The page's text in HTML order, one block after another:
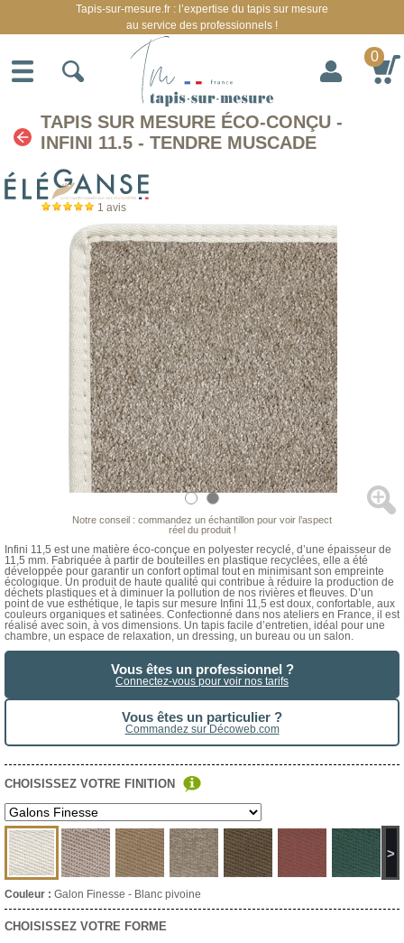
TAPIS SUR MESURE ÉCO-CONÇU -
INFINI 11.5 - TENDRE MUSCADE
1 avis
Notre conseil : commandez un échantillon pour voir l’aspect
réel du produit !
Infini 11,5 est une matière éco-conçue en polyester recyclé, d’une épaisseur de
11,5 mm. Fabriquée à partir de bouteilles en plastique recyclées, elle a été
développée pour garantir un confort optimal tout en minimisant son empreinte
écologique. Un produit de haute qualité qui contribue à réduire la production de
déchets plastiques et à diminuer la pollution de nos rivières et fleuves. D’un
point de vue esthétique, le tapis sur mesure Infini 11,5 est doux, confortable, aux
couleurs organiques et satinées. Confectionné dans nos ateliers en France, il est
réalisé avec soin, à vos dimensions. Un tapis facile d’entretien, idéal pour une
chambre, un espace de relaxation, un dressing, un bureau ou un salon.
Vous êtes un professionnel ?
Connectez-vous pour voir nos tarifs
Vous êtes un particulier ?
Commandez sur Décoweb.com
CHOISISSEZ VOTRE FINITION
>
Couleur : Galon Finesse - Blanc pivoine
CHOISISSEZ VOTRE FORME
Tapis-sur-mesure.fr : l’expertise du tapis sur mesure
au service des professionnels !
0